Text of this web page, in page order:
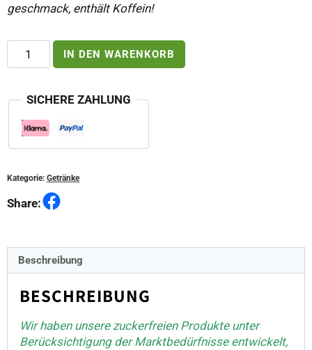
geschmack, enthält Koffein!
Energy
Classic
Zucker
IN DEN WARENKORB
SICHERE ZAHLUNG
Kategorie: Getränke
Share:
Beschreibung
BESCHREIBUNG
Wir haben unsere zuckerfreien Produkte unter
Berücksichtigung der Marktbedürfnisse entwickelt,